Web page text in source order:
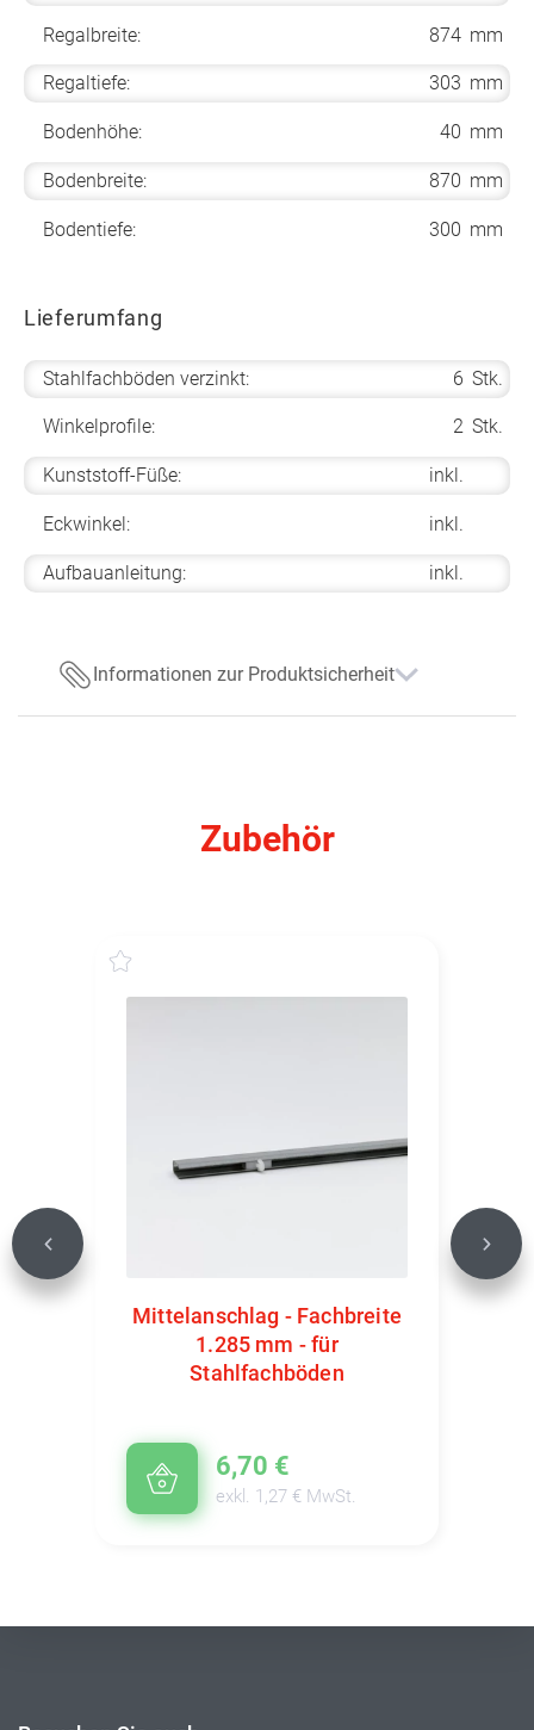
Regalbreite: 874 mm
Regaltiefe: 303 mm
Bodenhöhe: 40 mm
Bodenbreite: 870 mm
Bodentiefe: 300 mm
Lieferumfang
Stahlfachböden verzinkt: 6 Stk.
Winkelprofile: 2 Stk.
Kunststoff-Füße: inkl.
Eckwinkel: inkl.
Aufbauanleitung: inkl.
Informationen zur Produktsicherheit
Zubehör
Mittelanschlag - Fachbreite
1.285 mm - für
Stahlfachböden
6,70 €
exkl. 1,27 € MwSt.
Previous Next